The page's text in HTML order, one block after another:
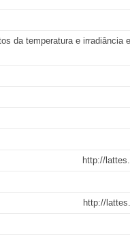
da temperatura e
http://
http://